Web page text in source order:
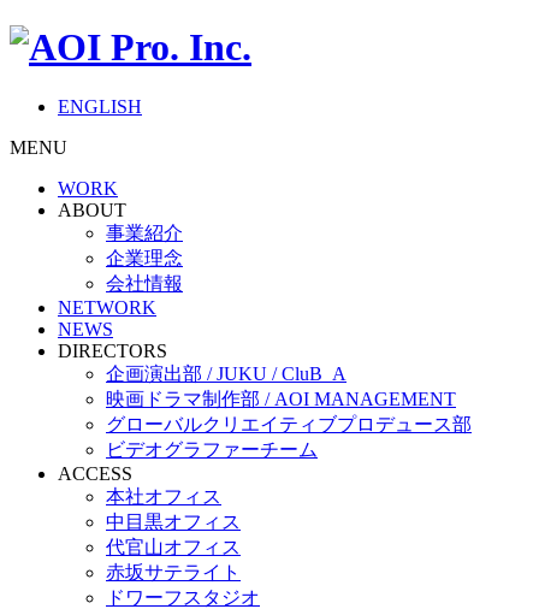
ENGLISH
MENU
WORK
ABOUT
事業紹介
企業理念
会社情報
NETWORK
NEWS
DIRECTORS
企画演出部 / JUKU / CluB_A
映画ドラマ制作部 / AOI MANAGEMENT
グローバルクリエイティブプロデュース部
ビデオグラファーチーム
ACCESS
本社オフィス
中目黒オフィス
代官山オフィス
赤坂サテライト
ドワーフスタジオ